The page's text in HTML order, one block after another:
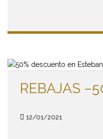
REBAJAS
12/01/2021